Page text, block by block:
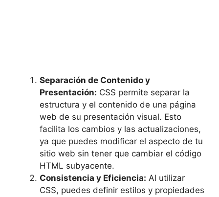
Separación de Contenido y
Presentación: CSS permite separar la
estructura y el contenido de una página
web de su presentación visual. Esto
facilita los cambios y las actualizaciones,
ya que puedes modificar el aspecto de tu
sitio web sin tener que cambiar el código
HTML subyacente.
Consistencia y Eficiencia: Al utilizar
CSS, puedes definir estilos y propiedades